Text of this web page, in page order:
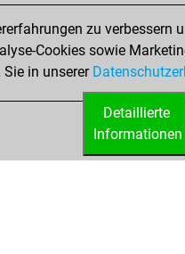
zu verbessern
Cookies sowie
in unserer
Detaillierte
Informationen